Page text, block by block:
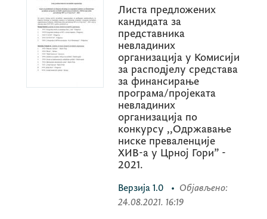
Листа предложених
кандидата за
представника
невладиних
организација у Комисији
за расподјелу средстава
за финансирање
програма/пројеката
невладиних
организација по
конкурсу ,,Одржавање
ниске преваленције
ХИВ-а у Црној Гори” -
2021.
Верзија 1.0 • Објављено:
24.08.2021. 16:19